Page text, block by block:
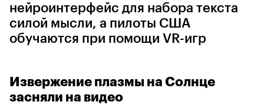
нейроинтерфейс для набора текста
силой мысли, а пилоты США
обучаются при помощи VR-игр
Извержение плазмы на Солнце
засняли на видео